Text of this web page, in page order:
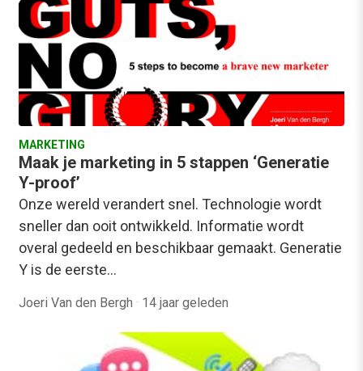
MARKETING
Maak je marketing in 5 stappen ‘Generatie
Y-proof’
Onze wereld verandert snel. Technologie wordt
sneller dan ooit ontwikkeld. Informatie wordt
overal gedeeld en beschikbaar gemaakt. Generatie
Y is de eerste…
Joeri Van den Bergh · 14 jaar geleden